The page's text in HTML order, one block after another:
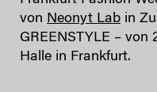
von Neonyt Lab in
GREENSTYLE – von
Halle in Frankfurt.